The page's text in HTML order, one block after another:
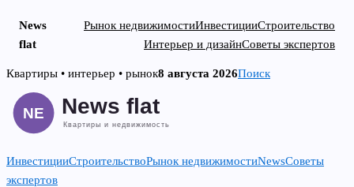
News
flat
Рынок недвижимостиИнвестицииСтроительство
Интерьер и дизайнСоветы экспертов
Skip
content
Квартиры • интерьер • рынок8 августа 2026Поиск
ИнвестицииСтроительствоРынок недвижимостиNewsСоветы
экспертов